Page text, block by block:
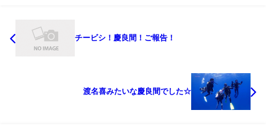
チービシ！慶良間！ご報告！
渡名喜みたいな慶良間でした☆